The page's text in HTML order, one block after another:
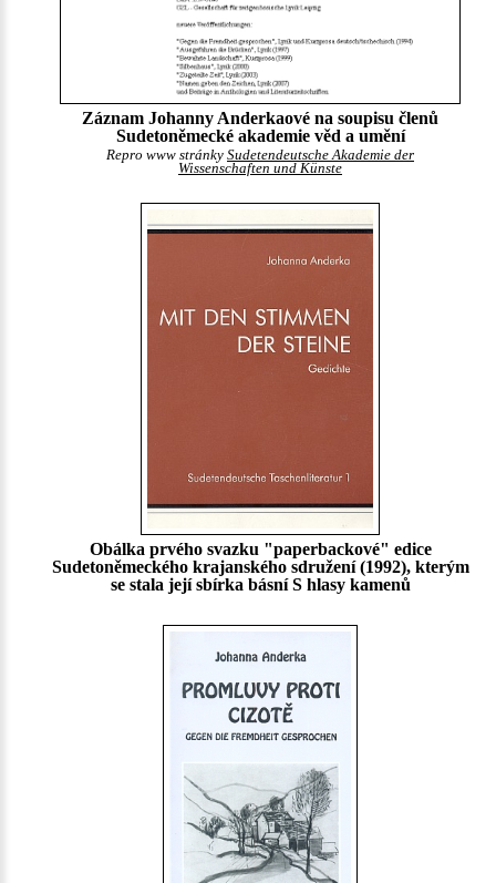
Záznam Johanny Anderkaové na soupisu členů
Sudetoněmecké akademie věd a umění
Repro www stránky Sudetendeutsche Akademie der
Wissenschaften und Künste
Obálka prvého svazku "paperbackové" edice
Sudetoněmeckého krajanského sdružení (1992), kterým
se stala její sbírka básní S hlasy kamenů